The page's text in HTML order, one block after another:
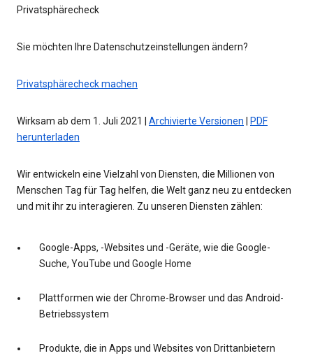
Privatsphärecheck
Sie möchten Ihre Datenschutzeinstellungen ändern?
Privatsphärecheck machen
Wirksam ab dem 1. Juli 2021 | Archivierte Versionen
PDF
herunterladen
Wir entwickeln eine Vielzahl von Diensten, die Millionen von
Menschen Tag für Tag helfen, die Welt ganz neu zu entdecken
und mit ihr zu interagieren. Zu unseren Diensten zählen:
Google-Apps, -Websites und -Geräte, wie die Google-
Suche, YouTube und Google Home
Plattformen wie der Chrome-Browser und das Android-
Betriebssystem
Produkte, die in Apps und Websites von Drittanbietern